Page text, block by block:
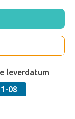
leverdatum
08